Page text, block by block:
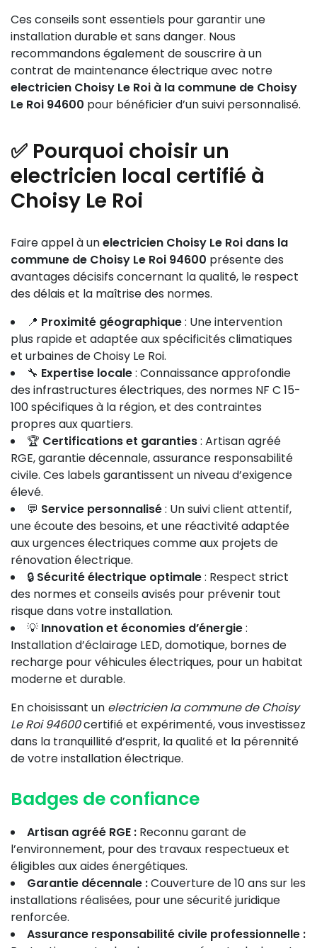
Ces conseils sont essentiels pour garantir une
installation durable et sans danger. Nous
recommandons également de souscrire à un
contrat de maintenance électrique avec notre
electricien Choisy Le Roi à la commune de Choisy
Le Roi 94600 pour bénéficier d’un suivi personnalisé.
✅ Pourquoi choisir un
electricien local certifié à
Choisy Le Roi
Faire appel à unelectricien Choisy Le Roi dans la
commune de Choisy Le Roi 94600 présente des
avantages décisifs concernant la qualité, le respect
des délais et la maîtrise des normes.
📍 Proximité géographique: Une intervention
plus rapide et adaptée aux spécificités climatiques
et urbaines de Choisy Le Roi.
🔧 Expertise locale: Connaissance approfondie
des infrastructures électriques, des normes NF C 15-
100 spécifiques à la région, et des contraintes
propres aux quartiers.
🏆 Certifications et garanties: Artisan agréé
RGE, garantie décennale, assurance responsabilité
civile. Ces labels garantissent un niveau d’exigence
élevé.
💬 Service personnalisé: Un suivi client attentif,
une écoute des besoins, et une réactivité adaptée
aux urgences électriques comme aux projets de
rénovation électrique.
🔒 Sécurité électrique optimale: Respect strict
des normes et conseils avisés pour prévenir tout
risque dans votre installation.
💡 Innovation et économies d’énergie:
Installation d’éclairage LED, domotique, bornes de
recharge pour véhicules électriques, pour un habitat
moderne et durable.
En choisissant un electricien la commune de Choisy
Le Roi 94600certifié et expérimenté, vous investissez
dans la tranquillité d’esprit, la qualité et la pérennité
de votre installation électrique.
Badges de confiance
Artisan agréé RGE : Reconnu garant de
l’environnement, pour des travaux respectueux et
éligibles aux aides énergétiques.
Garantie décennale :Couverture de 10 ans sur les
installations réalisées, pour une sécurité juridique
renforcée.
Assurance responsabilité civile professionnelle :